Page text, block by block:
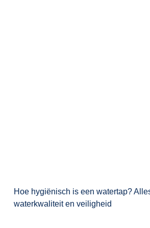
Hoe hygiënisch is een watertap?
waterkwaliteit en veiligheid